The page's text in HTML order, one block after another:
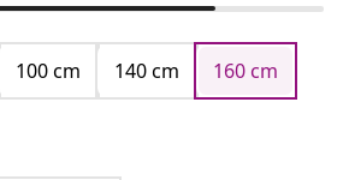
100 cm 140 cm
160 cm